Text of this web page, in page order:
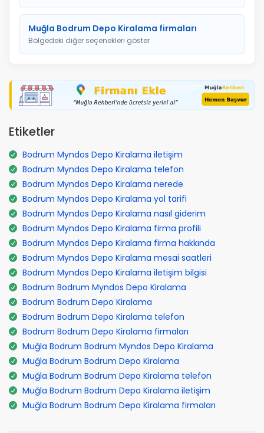
Muğla Bodrum Depo Kiralama firmaları
Bölgedeki diğer seçenekleri göster
Etiketler
Bodrum Myndos Depo Kiralama iletişim
Bodrum Myndos Depo Kiralama telefon
Bodrum Myndos Depo Kiralama nerede
Bodrum Myndos Depo Kiralama yol tarifi
Bodrum Myndos Depo Kiralama nasıl giderim
Bodrum Myndos Depo Kiralama firma profili
Bodrum Myndos Depo Kiralama firma hakkında
Bodrum Myndos Depo Kiralama mesai saatleri
Bodrum Myndos Depo Kiralama iletişim bilgisi
Bodrum Bodrum Myndos Depo Kiralama
Bodrum Bodrum Depo Kiralama
Bodrum Bodrum Depo Kiralama telefon
Bodrum Bodrum Depo Kiralama firmaları
Muğla Bodrum Bodrum Myndos Depo Kiralama
Muğla Bodrum Bodrum Depo Kiralama
Muğla Bodrum Bodrum Depo Kiralama telefon
Muğla Bodrum Bodrum Depo Kiralama iletişim
Muğla Bodrum Bodrum Depo Kiralama firmaları